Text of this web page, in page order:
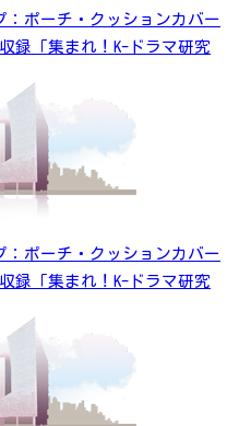
：ポーチ・クッションカバー
録「集まれ！K-ドラマ研究
：ポーチ・クッションカバー
録「集まれ！K-ドラマ研究